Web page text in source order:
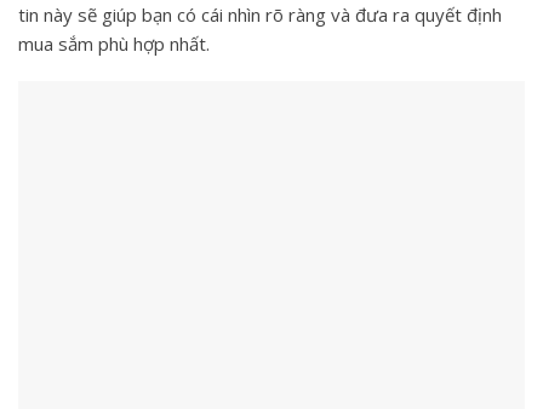
tin này sẽ giúp bạn có cái nhìn rõ ràng và đưa ra quyết định
mua sắm phù hợp nhất.